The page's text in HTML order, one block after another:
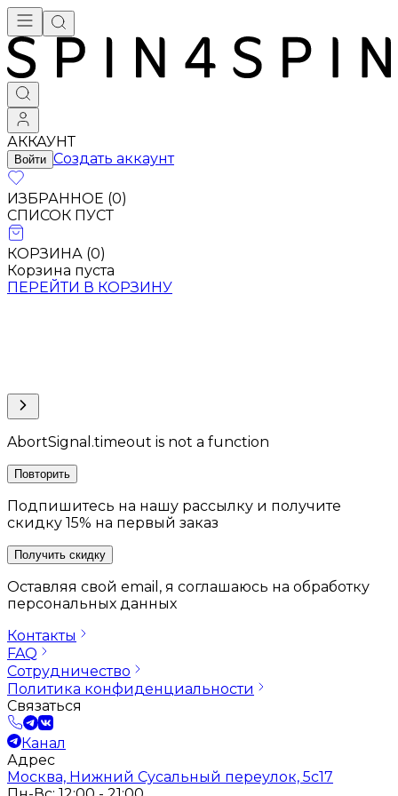
АККАУНТ
Войти Создать аккаунт
ИЗБРАННОЕ (0)
СПИСОК ПУСТ
КОРЗИНА (0)
Корзина пуста
ПЕРЕЙТИ В КОРЗИНУ
AbortSignal.timeout is not a function
Повторить
Подпишитесь на нашу рассылку и получите
скидку 15% на первый заказ
Получить скидку
Оставляя свой email, я соглашаюсь на обработку
персональных данных
Контакты
FAQ
Сотрудничество
Политика конфиденциальности
Связаться
Канал
Адрес
Москва, Нижний Сусальный переулок, 5с17